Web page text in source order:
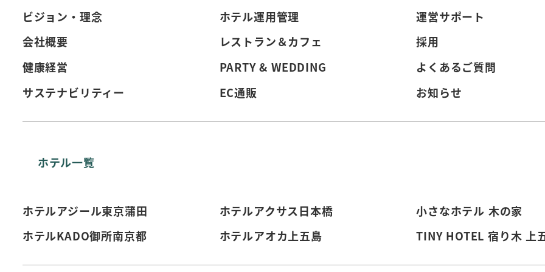
ビジョン・理念
会社概要
健康経営
サステナビリティー
ホテル運用管理
レストラン＆カフェ
PARTY & WEDDING
EC通販
運営サポート
採用
よくあるご質問
お知らせ
ホテル一覧
ホテルアジール東京蒲田
ホテルKADO御所南京都
ホテルアクサス日本橋
ホテルアオカ上五島
小さなホテル 木の家
TINY HOTEL 宿り木 上